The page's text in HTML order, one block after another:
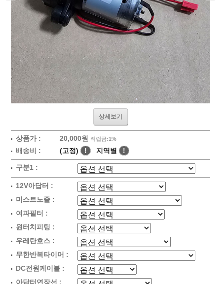
상세보기
상품가 : 20,000원 적립금:1%
배송비 : (고정) ! 지역별 !
구분1 :
12V아답터 :
미스트노즐 :
여과필터 :
원터치피팅 :
우레탄호스 :
무한반복타이머 :
DC전원케이블 :
아답터연장선 :